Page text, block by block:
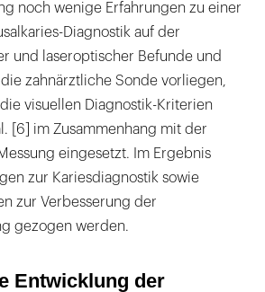
noch wenige Erfahrungen zu einer
Diagnostik auf der
und laseroptischer Befunde und
zahnärztliche Sonde vorliegen,
visuellen Diagnostik-Kriterien
[6] im Zusammenhang mit der
eingesetzt. Im Ergebnis
zur Kariesdiagnostik sowie
zur Verbesserung der
gezogen werden.
Entwicklung der